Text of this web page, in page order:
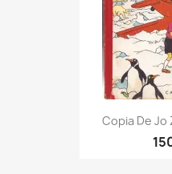
Copia De Jo